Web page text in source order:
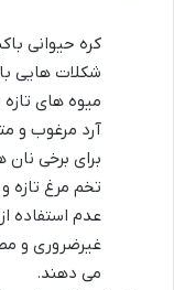
کره حیوانی
شکلات هایی با
میوه های
آرد مرغوب و
برای برخی نان
تخم مرغ تازه
عدم استفاده
غیرضروری و
می دهند.